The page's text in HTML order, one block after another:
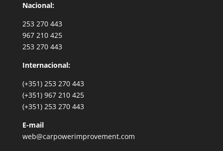
Nacional:
253 270 443
967 210 425
253 270 443
Internacional:
(+351) 253 270 443
(+351) 967 210 425
(+351) 253 270 443
E-mail
web@carpowerimprovement.com